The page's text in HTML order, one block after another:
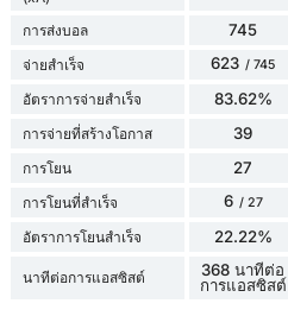
การส่งบอล
745
จ่ายสำเร็จ 623 / 745
อัตราการจ่ายสำเร็จ 83.62%
การจ่ายที่สร้างโอกาส 39
การโยน 27
การโยนที่สำเร็จ 6 / 27
อัตราการโยนสำเร็จ 22.22%
นาทีต่อการแอสซิสต์
368 นาทีต่อ
การแอสซิสต์